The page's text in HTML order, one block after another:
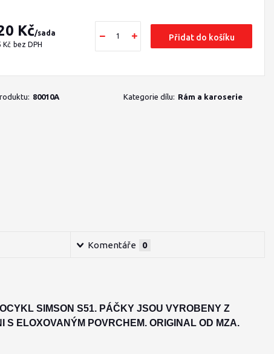
Kč/sada
Kč bez DPH
Přidat do košíku
80010A Kategorie dílu: Rám a karoserie
Komentáře 0
SIMSON S51. PÁČKY JSOU VYROBENY Z
ELOXOVANÝM POVRCHEM. ORIGINAL OD MZA.